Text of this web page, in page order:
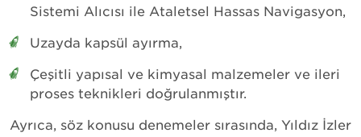
Sistemi Alıcısı ile Ataletsel Hassas Navigasyon,
Uzayda kapsül ayırma,
Çeşitli yapısal ve kimyasal malzemeler ve ileri
proses teknikleri doğrulanmıştır.
Ayrıca, söz konusu denemeler sırasında, Yıldız İzler